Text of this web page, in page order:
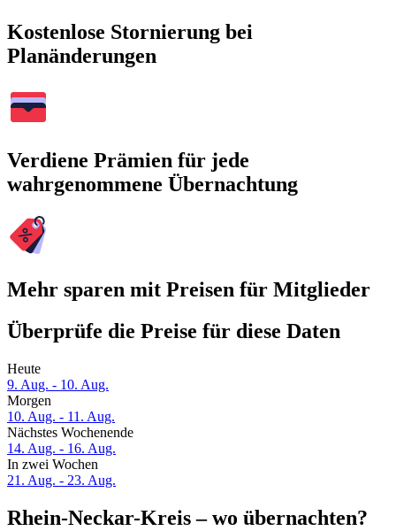
Kostenlose Stornierung bei
Planänderungen
Verdiene Prämien für jede
wahrgenommene Übernachtung
Mehr sparen mit Preisen für Mitglieder
Überprüfe die Preise für diese Daten
Heute
9. Aug. - 10. Aug.
Morgen
10. Aug. - 11. Aug.
Nächstes Wochenende
14. Aug. - 16. Aug.
In zwei Wochen
21. Aug. - 23. Aug.
Rhein-Neckar-Kreis – wo übernachten?